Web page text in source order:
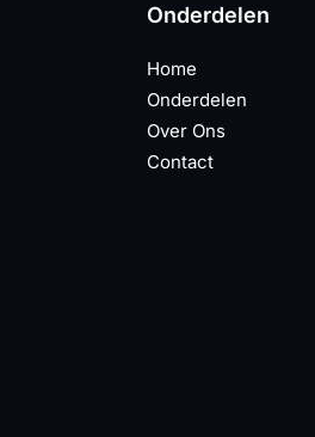
Onderdelen
Home
Onderdelen
Over Ons
Contact